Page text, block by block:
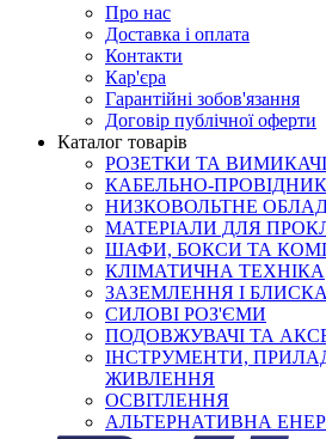
Про нас
Доставка і оплата
Контакти
Кар'єра
Гарантійні зобов'язання
Договір публічної оферти
Каталог товарів
РОЗЕТКИ ТА ВИМИКАЧІ
КАБЕЛЬНО-
НИЗКОВОЛЬТНЕ
МАТЕРІАЛИ ДЛЯ
ШАФИ, БОКСИ ТА
КЛІМАТИЧНА ТЕХНІКА
ЗАЗЕМЛЕННЯ І
СИЛОВІ РОЗ'ЄМИ
ПОДОВЖУВАЧІ ТА
ІНСТРУМЕНТИ,
ЖИВЛЕННЯ
ОСВІТЛЕННЯ
АЛЬТЕРНАТИВНА